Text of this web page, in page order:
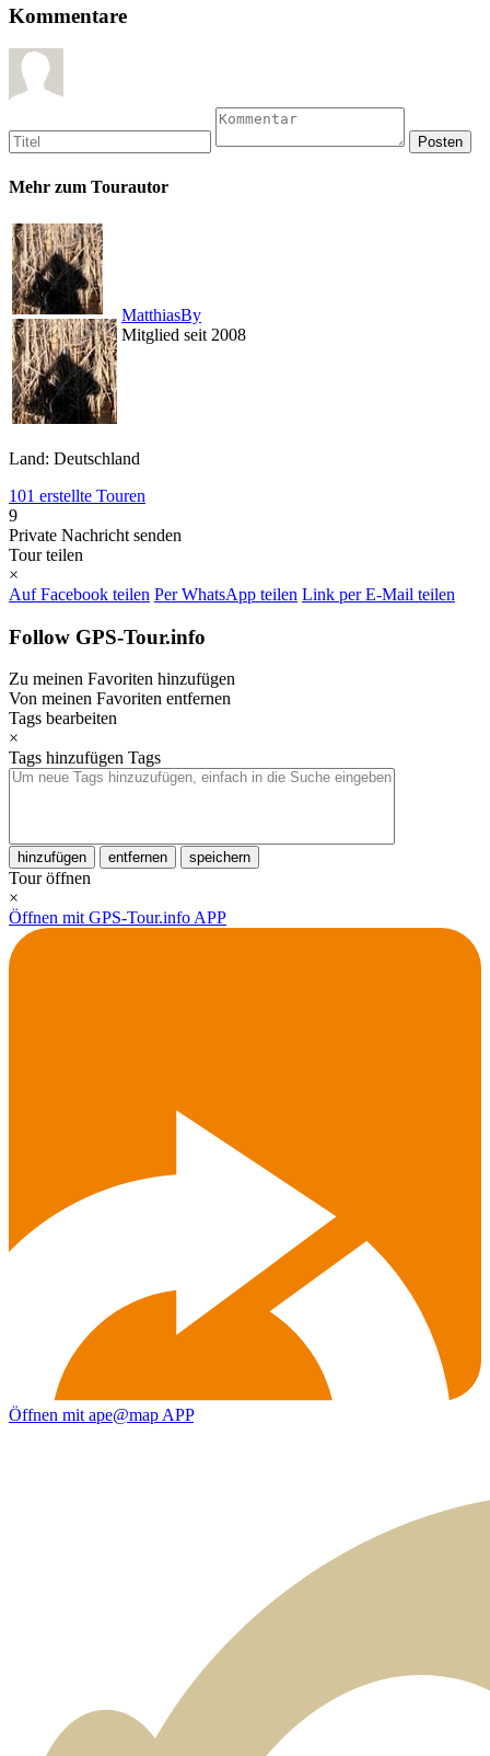
Kommentare
Mehr zum Tourautor
MatthiasBy
Mitglied seit 2008
Land: Deutschland
101 erstellte Touren
9
Private Nachricht senden
Tour teilen
×
Auf Facebook teilen Per WhatsApp teilen Link per E-Mail teilen
Follow GPS-Tour.info
Zu meinen Favoriten hinzufügen
Von meinen Favoriten entfernen
Tags bearbeiten
×
Tags hinzufügen Tags
hinzufügen entfernen speichern
Tour öffnen
×
Öffnen mit GPS-Tour.info APP
Öffnen mit ape@map APP